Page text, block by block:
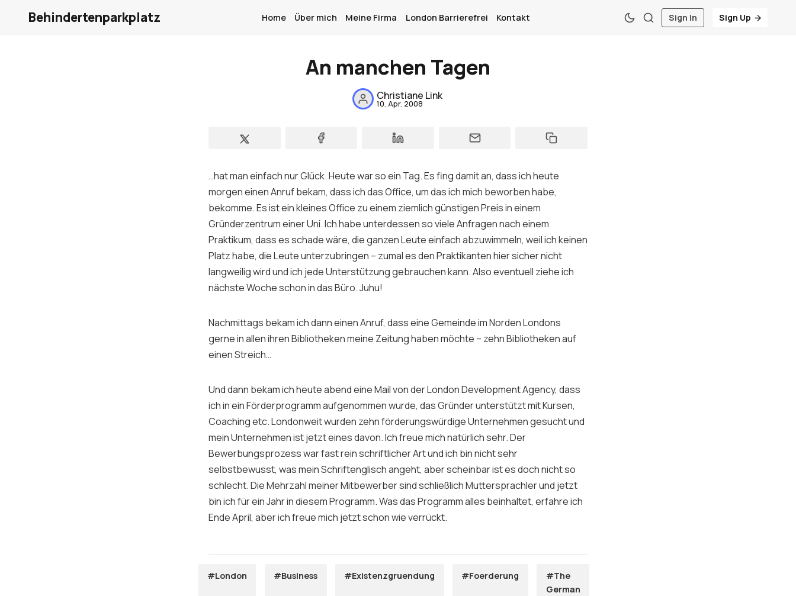
Über mich
Meine Firma
Sign up
Behindertenparkplatz Home Über mich Meine Firma London Barrierefrei Kontakt Sign In Sign Up
An manchen Tagen
Christiane Link
10. Apr. 2008
…hat man einfach nur Glück. Heute war so ein Tag. Es fing damit an, dass ich heute
morgen einen Anruf bekam, dass ich das Office, um das ich mich beworben habe,
bekomme. Es ist ein kleines Office zu einem ziemlich günstigen Preis in einem
Gründerzentrum einer Uni. Ich habe unterdessen so viele Anfragen nach einem
Praktikum, dass es schade wäre, die ganzen Leute einfach abzuwimmeln, weil ich keinen
Platz habe, die Leute unterzubringen – zumal es den Praktikanten hier sicher nicht
langweilig wird und ich jede Unterstützung gebrauchen kann. Also eventuell ziehe ich
nächste Woche schon in das Büro. Juhu!
Nachmittags bekam ich dann einen Anruf, dass eine Gemeinde im Norden Londons
gerne in allen ihren Bibliotheken meine Zeitung haben möchte – zehn Bibliotheken auf
einen Streich…
Und dann bekam ich heute abend eine Mail von der London Development Agency, dass
ich in ein Förderprogramm aufgenommen wurde, das Gründer unterstützt mit Kursen,
Coaching etc. Londonweit wurden zehn förderungswürdige Unternehmen gesucht und
mein Unternehmen ist jetzt eines davon. Ich freue mich natürlich sehr. Der
Bewerbungsprozess war fast rein schriftlicher Art und ich bin nicht sehr
selbstbewusst, was mein Schriftenglisch angeht, aber scheinbar ist es doch nicht so
schlecht. Die Mehrzahl meiner Mitbewerber sind schließlich Muttersprachler und jetzt
bin ich für ein Jahr in diesem Programm. Was das Programm alles beinhaltet, erfahre ich
Ende April, aber ich freue mich jetzt schon wie verrückt.
#London #Business #Existenzgruendung #Foerderung
#The
German